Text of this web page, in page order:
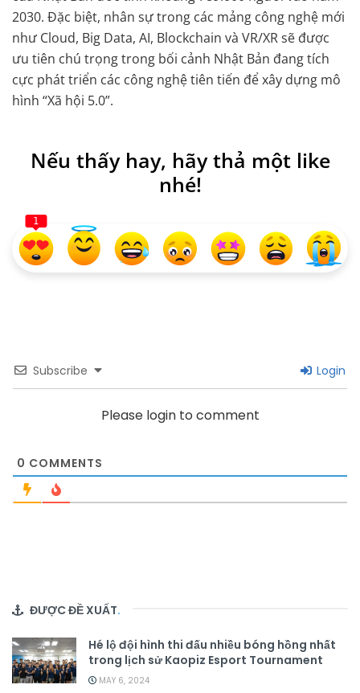
2030. Đặc biệt, nhân sự trong các mảng công nghệ mới
như Cloud, Big Data, AI, Blockchain và VR/XR sẽ được
ưu tiên chú trọng trong bối cảnh Nhật Bản đang tích
cực phát triển các công nghệ tiên tiến để xây dựng mô
hình “Xã hội 5.0”.
Nếu thấy hay, hãy thả một like
nhé!
1
Subscribe Login
Please login to comment
0 COMMENTS
ĐƯỢC ĐỀ XUẤT.
Hé lộ đội hình thi đấu nhiều bóng hồng nhất
trong lịch sử Kaopiz Esport Tournament
MAY 6, 2024